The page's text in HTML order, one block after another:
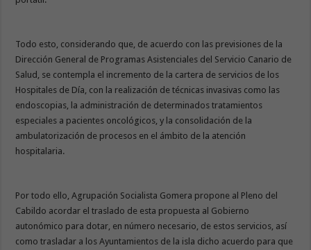
Todo esto, considerando que, de acuerdo con las previsiones de la
Dirección General de Programas Asistenciales del Servicio Canario de
Salud, se contempla el incremento de la cartera de servicios de los
Hospitales de Día, con la realización de técnicas invasivas como las
endoscopias, la administración de determinados tratamientos
especiales a pacientes oncológicos, y la consolidación de la
ambulatorización de procesos en el ámbito de la atención
hospitalaria.
Por todo ello, Agrupación Socialista Gomera propone al Pleno del
Cabildo acordar el traslado de esta propuesta al Gobierno
autonómico para dotar, en número necesario, de estos servicios, así
como trasladar a los Ayuntamientos de la isla dicho acuerdo para que